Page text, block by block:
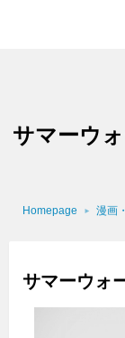
サマーウ
Homepage 漫画
サマーウォ